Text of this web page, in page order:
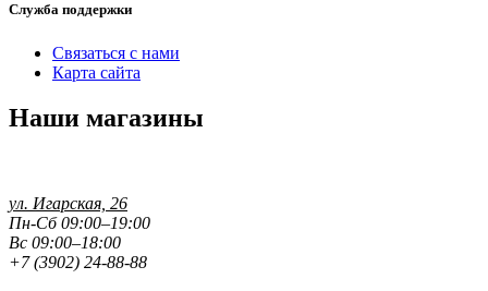
Служба поддержки
Связаться с нами
Карта сайта
Наши магазины
ул. Игарская, 26
Пн-Сб 09:00–19:00
Вс 09:00–18:00
+7 (3902) 24-88-88